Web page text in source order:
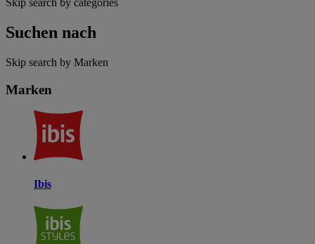
Skip search by categories
Suchen nach
Skip search by Marken
Marken
Ibis